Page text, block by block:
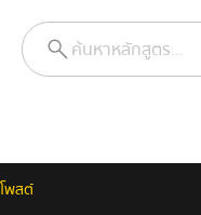
ค้นหาหลักสูตร...
โพสต์